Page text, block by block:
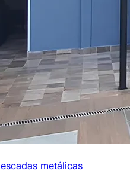
escadas metálicas